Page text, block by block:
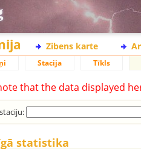
Zibens karte
Stacija Tīkls
that the data displayed
statistika